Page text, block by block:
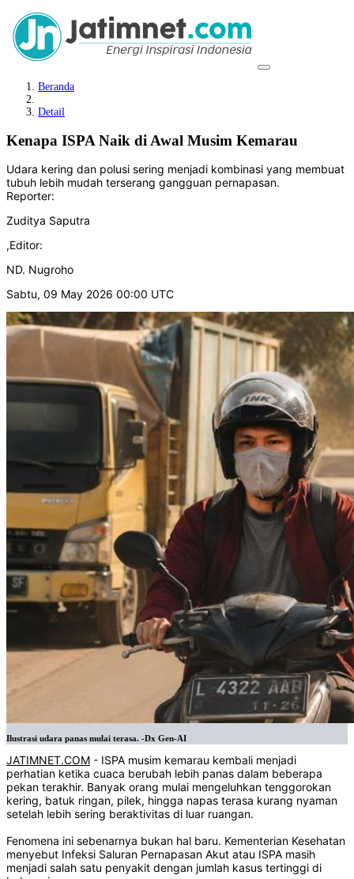
Beranda
Detail
Kenapa ISPA Naik di Awal Musim Kemarau
Udara kering dan polusi sering menjadi kombinasi yang membuat
tubuh lebih mudah terserang gangguan pernapasan.
Reporter:
Zuditya Saputra
,Editor:
ND. Nugroho
Sabtu, 09 May 2026 00:00 UTC
Ilustrasi udara panas mulai terasa. -Dx Gen-AI
JATIMNET.COM - ISPA musim kemarau kembali menjadi
perhatian ketika cuaca berubah lebih panas dalam beberapa
pekan terakhir. Banyak orang mulai mengeluhkan tenggorokan
kering, batuk ringan, pilek, hingga napas terasa kurang nyaman
setelah lebih sering beraktivitas di luar ruangan.
Fenomena ini sebenarnya bukan hal baru. Kementerian Kesehatan
menyebut Infeksi Saluran Pernapasan Akut atau ISPA masih
menjadi salah satu penyakit dengan jumlah kasus tertinggi di